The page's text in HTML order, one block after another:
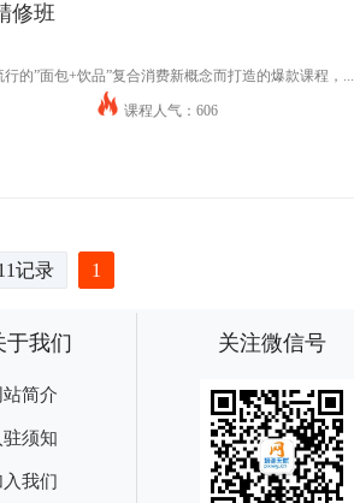
修班
的”面包+饮品”复合消费新概念而打造的爆款课程，...
课程人气：606
记录 1
于我们
站简介
驻须知
入我们
关注微信号